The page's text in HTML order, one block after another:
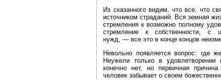
Из сказанного видим, что все, что
источником страданий. Вся земная
стремления к возможно полному
стремление к собственности, с
нужд, — все это в конце концов
Невольно появляется вопрос: где
Неужели только в
конечно нет, но первичная
человек забывает о своем